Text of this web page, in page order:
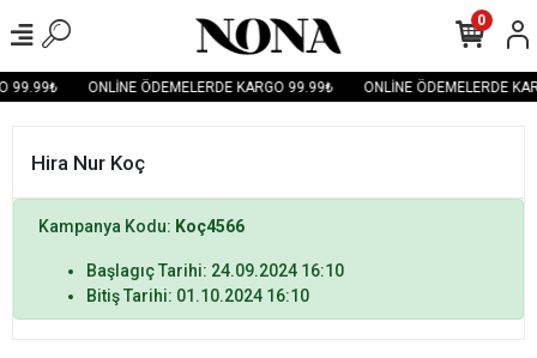
99.99₺ ONLİNE ÖDEMELERDE KARGO 99.99₺ ONLİNE ÖDEMELERDE
0
Hira Nur Koç
Kampanya Kodu: Koç4566
Başlagıç Tarihi: 24.09.2024 16:10
Bitiş Tarihi: 01.10.2024 16:10